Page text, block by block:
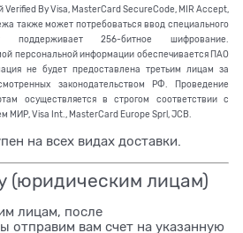
By Visa, MasterCard SecureCode, MIR Accept,
также может потребоваться ввод специального
256-битное шифрование.
персональной информации обеспечивается ПАО
не будет предоставлена третьим лицам за
законодательством РФ. Проведение
осуществляется в строгом соответствии с
МИР, Visa Int., MasterCard Europe Sprl, JCB.
на всех видах доставки.
(юридическим лицам)
лицам, после
отправим вам счет на указанную